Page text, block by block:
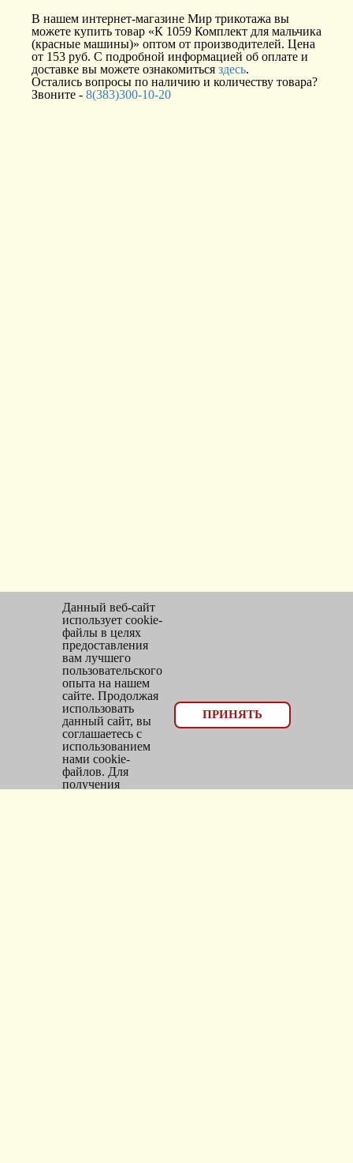
В нашем интернет-магазине Мир трикотажа вы
можете купить товар «К 1059 Комплект для мальчика
(красные машины)» оптом от производителей. Цена
от 153 руб. С подробной информацией об оплате и
доставке вы можете ознакомиться здесь.
Остались вопросы по наличию и количеству товара?
Звоните - 8(383)300-10-20
© 2026, оптовый отдел Мир трикотажа
bms_opt@mail.ru
Тел: 8(383)300-10-20
Адрес: г.Новосибирск,
Данный веб-сайт
использует cookie-
файлы в целях
предоставления
вам лучшего
пользовательского
опыта на нашем
сайте. Продолжая
использовать
данный сайт, вы
соглашаетесь с
использованием
нами cookie-
файлов. Для
получения
ПРИНЯТЬ